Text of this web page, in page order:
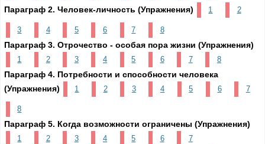
Параграф 2. Человек-личность (Упражнения) 1 2
3 4 5 6 7 8
Параграф 3. Отрочество - особая пора жизни (Упражнения)
1 2 3 4 5 6 7 8
Параграф 4. Потребности и способности человека
(Упражнения)
1 2 3 4 5 6 7
8
Параграф 5. Когда возможности ограничены (Упражнения)
1 2 3 4 5 6 7